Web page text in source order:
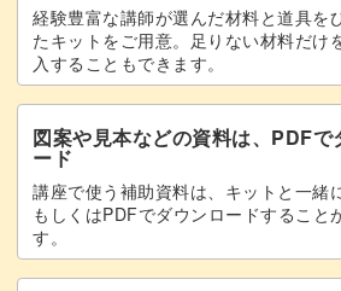
経験豊富な講師が選んだ材料と道具を
たキットをご用意。足りない材料だけ
入することもできます。
図案や見本などの資料は、PDFで
ード
講座で使う補助資料は、キットと一緒
もしくはPDFでダウンロードすること
す。